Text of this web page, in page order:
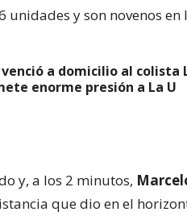
unidades y son novenos
a domicilio al colista
enorme presión a La U
y, a los 2 minutos,
que dio en el